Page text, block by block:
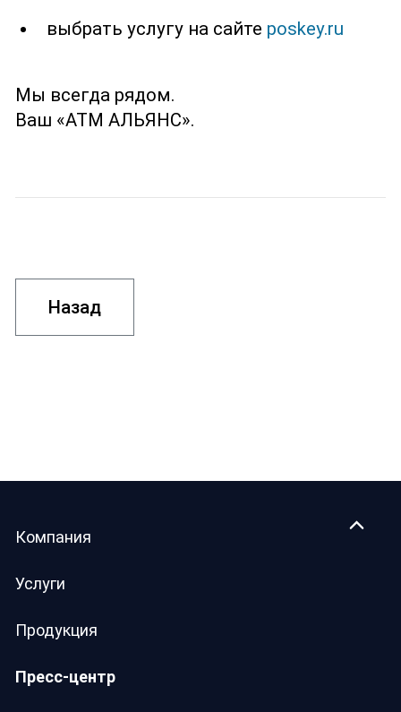
выбрать услугу на сайте poskey.ru
Мы всегда рядом.
Ваш «АТМ АЛЬЯНС».
Назад
Компания
Услуги
Продукция
Пресс-центр